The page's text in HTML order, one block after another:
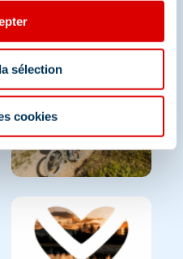
sélection
cookies